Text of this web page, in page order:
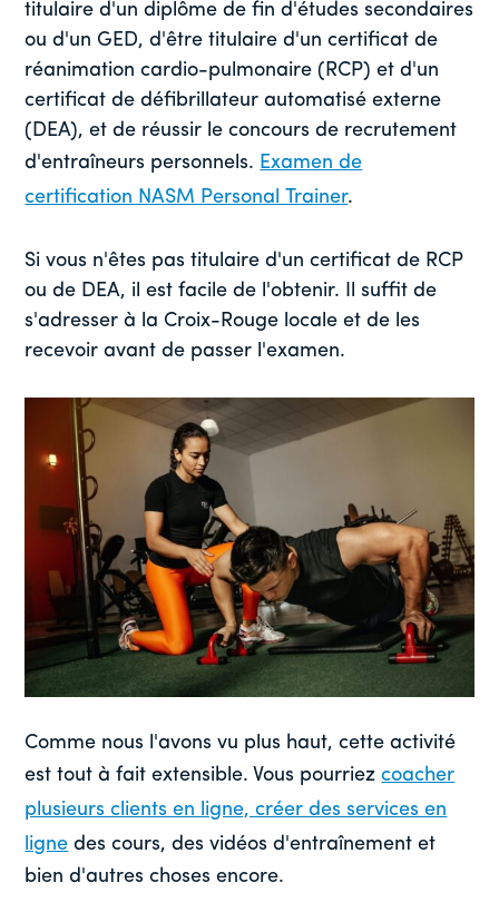
titulaire d'un diplôme de fin d'études secondaires
ou d'un GED, d'être titulaire d'un certificat de
réanimation cardio-pulmonaire (RCP) et d'un
certificat de défibrillateur automatisé externe
(DEA), et de réussir le concours de recrutement
d'entraîneurs personnels. Examen de
certification NASM Personal Trainer.
Si vous n'êtes pas titulaire d'un certificat de RCP
ou de DEA, il est facile de l'obtenir. Il suffit de
s'adresser à la Croix-Rouge locale et de les
recevoir avant de passer l'examen.
Comme nous l'avons vu plus haut, cette activité
est tout à fait extensible. Vous pourriezcoacher
plusieurs clients en ligne, créer des services en
ligne des cours, des vidéos d'entraînement et
bien d'autres choses encore.